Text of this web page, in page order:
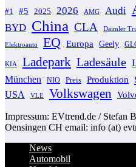
#1 #5 2025 2026 AMG Audi
BYD China CLA Daimler
Elektroauto EQ Europa Geely
KIA Ladepark Ladesäule
München NIO Preis Produktion
USA VLE Volkswagen
Impressum: EVtrend.de / Stefan
Oensingen CH email: info (at)
News
Automobil